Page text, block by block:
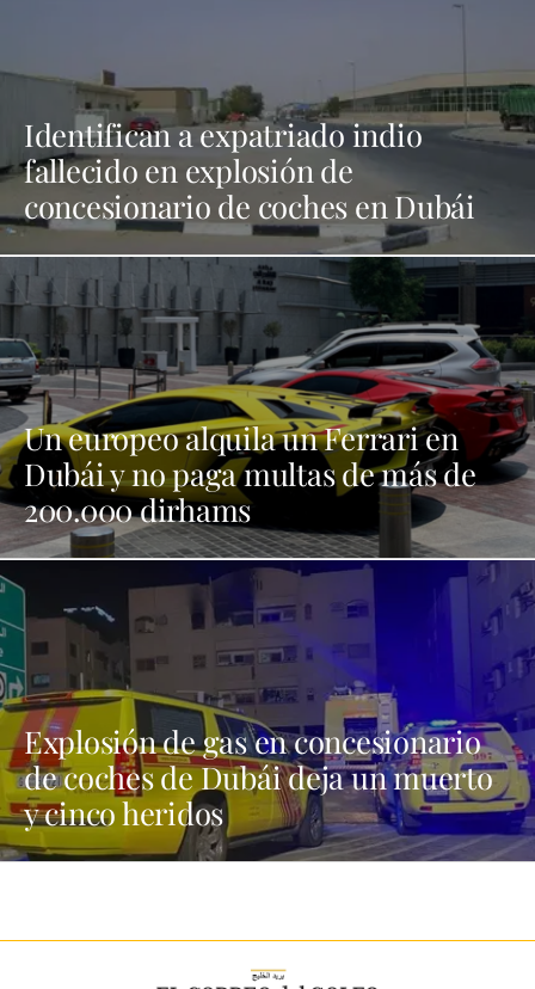
Identifican a expatriado indio
fallecido en explosión de
concesionario de coches en Dubái
Un europeo alquila un Ferrari en
Dubái y no paga multas de más de
200.000 dirhams
Explosión de gas en concesionario
de coches de Dubái deja un muerto
y cinco heridos